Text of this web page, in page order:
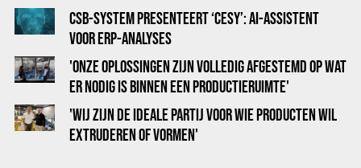
CSB-SYSTEM PRESENTEERT ‘CESY’: AI-ASSISTENT
VOOR ERP-ANALYSES
'ONZE OPLOSSINGEN ZIJN VOLLEDIG AFGESTEMD OP WAT
ER NODIG IS BINNEN EEN PRODUCTIERUIMTE'
'WIJ ZIJN DE IDEALE PARTIJ VOOR WIE PRODUCTEN WIL
EXTRUDEREN OF VORMEN'